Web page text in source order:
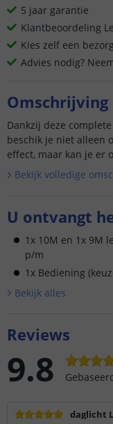
5 jaar garantie
Klantbeoordeling
Kies zelf een
Advies nodig?
Omschrijving
Dankzij deze
beschik je niet alleen
effect, maar kan je er
Bekijk volledige
U ontvangt
1x 10M en 1x 9M
p/m
1x Bediening
Bekijk alles
Reviews
9.8
daglicht